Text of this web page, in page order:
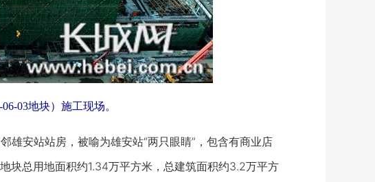
03地块）施工现场。
安站站房，被喻为雄安站“两只眼睛”，包含有商业店
块总用地面积约1.34万平方米，总建筑面积约3.2万平方